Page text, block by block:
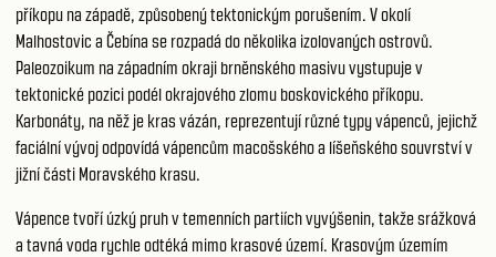
příkopu na západě, způsobený tektonickým porušením. V okolí
Malhostovic a Čebína se rozpadá do několika izolovaných ostrovů.
Paleozoikum na západním okraji brněnského masivu vystupuje v
tektonické pozici podél okrajového zlomu boskovického příkopu.
Karbonáty, na něž je kras vázán, reprezentují různé typy vápenců, jejichž
faciální vývoj odpovídá vápencům macošského a líšeňského souvrství v
jižní části Moravského krasu.
Vápence tvoří úzký pruh v temenních partiích vyvýšenin, takže srážková
a tavná voda rychle odtéká mimo krasové území. Krasovým územím